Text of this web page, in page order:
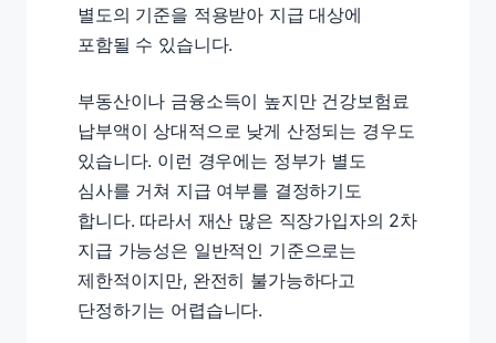
별도의 기준을 적용받아 지급 대상에
포함될 수 있습니다.
부동산이나 금융소득이 높지만 건강보험료
납부액이 상대적으로 낮게 산정되는 경우도
있습니다. 이런 경우에는 정부가 별도
심사를 거쳐 지급 여부를 결정하기도
합니다. 따라서 재산 많은 직장가입자의 2차
지급 가능성은 일반적인 기준으로는
제한적이지만, 완전히 불가능하다고
단정하기는 어렵습니다.